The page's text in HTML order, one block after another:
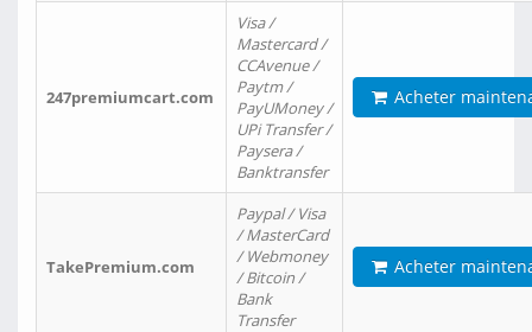
247premiumcart.com
Visa /
Mastercard /
CCAvenue /
Paytm /
PayUMoney /
UPi Transfer /
Paysera /
Banktransfer
Acheter
TakePremium.com
Paypal / Visa
/ MasterCard
/ Webmoney
/ Bitcoin /
Bank
Transfer
Acheter